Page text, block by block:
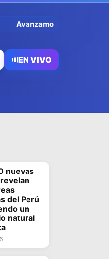
Avanzamos Contigo
EN VIVO
nuevas
del Perú
un
natural